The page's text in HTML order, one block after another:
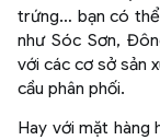
trứng… bạn có
như Sóc Sơn,
với các cơ sở sản
cầu phân phối.
Hay với mặt hàng